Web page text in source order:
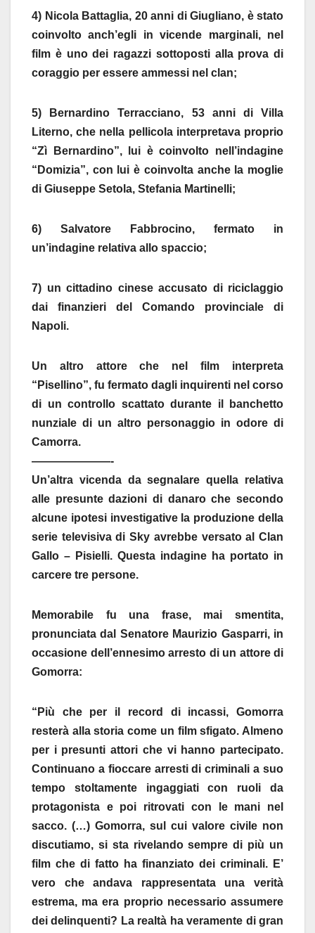
4) Nicola Battaglia, 20 anni di Giugliano, è stato
coinvolto anch’egli in vicende marginali, nel
film è uno dei ragazzi sottoposti alla prova di
coraggio per essere ammessi nel clan;
5) Bernardino Terracciano, 53 anni di Villa
Literno, che nella pellicola interpretava proprio
“Zì Bernardino”, lui è coinvolto nell’indagine
“Domizia”, con lui è coinvolta anche la moglie
di Giuseppe Setola, Stefania Martinelli;
6) Salvatore Fabbrocino, fermato in
un’indagine relativa allo spaccio;
7) un cittadino cinese accusato di riciclaggio
dai finanzieri del Comando provinciale di
Napoli.
Un altro attore che nel film interpreta
“Pisellino”, fu fermato dagli inquirenti nel corso
di un controllo scattato durante il banchetto
nunziale di un altro personaggio in odore di
Camorra.
———————-
Un’altra vicenda da segnalare quella relativa
alle presunte dazioni di danaro che secondo
alcune ipotesi investigative la produzione della
serie televisiva di Sky avrebbe versato al Clan
Gallo – Pisielli. Questa indagine ha portato in
carcere tre persone.
Memorabile fu una frase, mai smentita,
pronunciata dal Senatore Maurizio Gasparri, in
occasione dell’ennesimo arresto di un attore di
Gomorra:
“Più che per il record di incassi, Gomorra
resterà alla storia come un film sfigato. Almeno
per i presunti attori che vi hanno partecipato.
Continuano a fioccare arresti di criminali a suo
tempo stoltamente ingaggiati con ruoli da
protagonista e poi ritrovati con le mani nel
sacco. (…) Gomorra, sul cui valore civile non
discutiamo, si sta rivelando sempre di più un
film che di fatto ha finanziato dei criminali. E’
vero che andava rappresentata una verità
estrema, ma era proprio necessario assumere
dei delinquenti? La realtà ha veramente di gran